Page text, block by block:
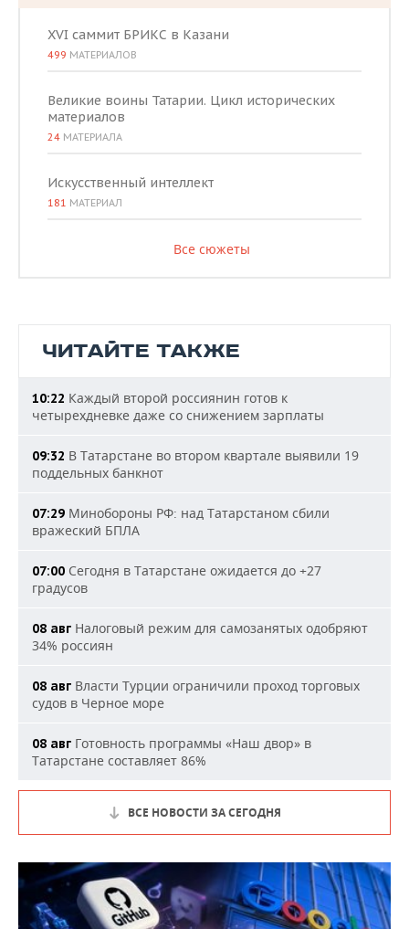
XVI саммит БРИКС в Казани
499 МАТЕРИАЛОВ
Великие воины Татарии. Цикл исторических
материалов
24 МАТЕРИАЛА
Искусственный интеллект
181 МАТЕРИАЛ
Все сюжеты
ЧИТАЙТЕ ТАКЖЕ
10:22 Каждый второй россиянин готов к
четырехдневке даже со снижением зарплаты
09:32 В Татарстане во втором квартале выявили 19
поддельных банкнот
07:29 Минобороны РФ: над Татарстаном сбили
вражеский БПЛА
07:00 Сегодня в Татарстане ожидается до +27
градусов
08 авг Налоговый режим для самозанятых одобряют
34% россиян
08 авг Власти Турции ограничили проход торговых
судов в Черное море
08 авг Готовность программы «Наш двор» в
Татарстане составляет 86%
ВСЕ НОВОСТИ ЗА СЕГОДНЯ